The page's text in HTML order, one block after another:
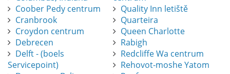
Coober Pedy centrum
Cranbrook
Croydon centrum
Debrecen
Delft - (boels
Servicepoint)
Quality Inn letiště
Quarteira
Queen Charlotte
Rabigh
Redcliffe Wa centrum
Rehovot-moshe Yatom